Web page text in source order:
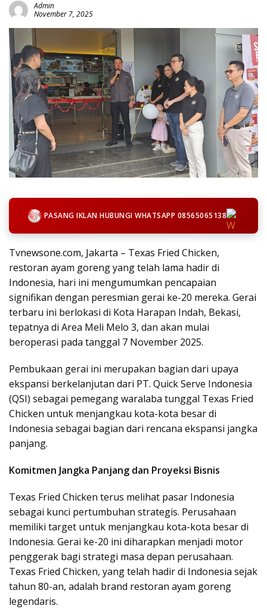
Admin
November 7, 2025
PASANG IKLAN HUBUNGI WHATSAPP 08565065138
Tvnewsone.com, Jakarta – Texas Fried Chicken,
restoran ayam goreng yang telah lama hadir di
Indonesia, hari ini mengumumkan pencapaian
signifikan dengan peresmian gerai ke-20 mereka. Gerai
terbaru ini berlokasi di Kota Harapan Indah, Bekasi,
tepatnya di Area Meli Melo 3, dan akan mulai
beroperasi pada tanggal 7 November 2025.
Pembukaan gerai ini merupakan bagian dari upaya
ekspansi berkelanjutan dari PT. Quick Serve Indonesia
(QSI) sebagai pemegang waralaba tunggal Texas Fried
Chicken untuk menjangkau kota-kota besar di
Indonesia sebagai bagian dari rencana ekspansi jangka
panjang.
Komitmen Jangka Panjang dan Proyeksi Bisnis
Texas Fried Chicken terus melihat pasar Indonesia
sebagai kunci pertumbuhan strategis. Perusahaan
memiliki target untuk menjangkau kota-kota besar di
Indonesia. Gerai ke-20 ini diharapkan menjadi motor
penggerak bagi strategi masa depan perusahaan.
Texas Fried Chicken, yang telah hadir di Indonesia sejak
tahun 80-an, adalah brand restoran ayam goreng
legendaris.